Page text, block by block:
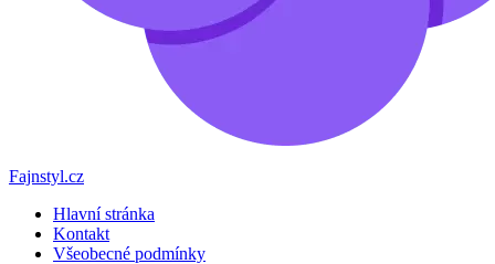
Fajnstyl.cz
Hlavní stránka
Kontakt
Všeobecné podmínky